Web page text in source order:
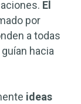
El
por
a todas
hacia
ideas